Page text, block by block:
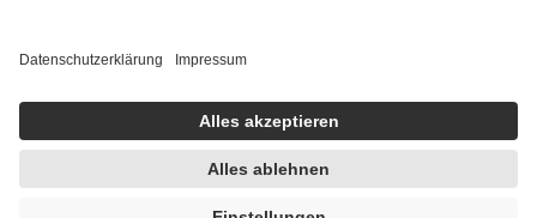
getroffen, um sicherzustellen, dass es sich um echte Bewertungen
https://help.etrusted.com/hc/de/articles/4419944605341
Einige Bilder und Inhalte wurden unter Zuhilfenahme künstlicher